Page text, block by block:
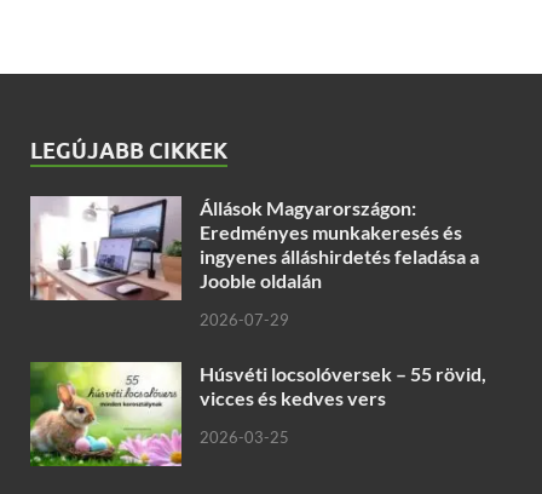
LEGÚJABB CIKKEK
Állások Magyarországon:
Eredményes munkakeresés és
ingyenes álláshirdetés feladása a
Jooble oldalán
2026-07-29
Húsvéti locsolóversek – 55 rövid,
vicces és kedves vers
2026-03-25